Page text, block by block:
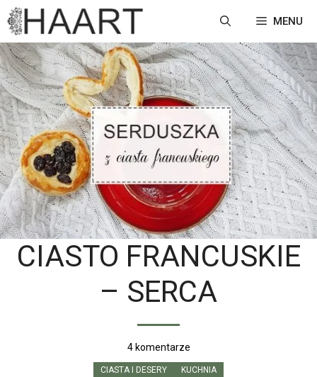
Przejdź
do
treści
MENU
CIASTO FRANCUSKIE
– SERCA
4 komentarze
CIASTA I DESERY KUCHNIA